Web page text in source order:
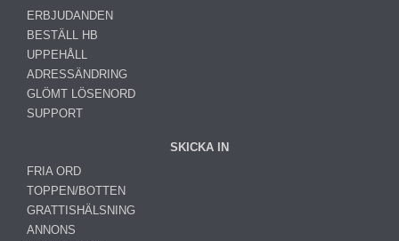
ERBJUDANDEN
BESTÄLL HB
UPPEHÅLL
ADRESSÄNDRING
GLÖMT LÖSENORD
SUPPORT
SKICKA IN
FRIA ORD
TOPPEN/BOTTEN
GRATTISHÄLSNING
ANNONS